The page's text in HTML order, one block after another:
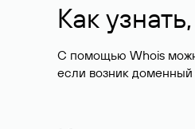
Как
С помощью Whois
если возник доменный